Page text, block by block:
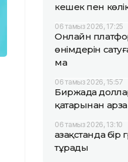
кешек пен
06 тамыз 2026, 17:25
Онлайн
өнімдерін
ма
06 тамыз 2026, 15:57
Биржада
қатарынан
06 тамыз 2026, 13:10
Қазақстанда
тұрады